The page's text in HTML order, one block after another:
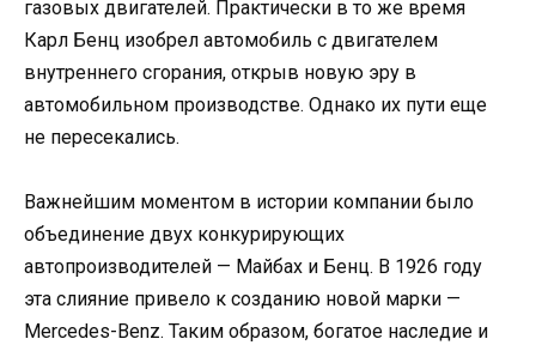
газовых двигателей. Практически в то же время
Карл Бенц изобрел автомобиль с двигателем
внутреннего сгорания, открыв новую эру в
автомобильном производстве. Однако их пути еще
не пересекались.
Важнейшим моментом в истории компании было
объединение двух конкурирующих
автопроизводителей — Майбах и Бенц. В 1926 году
эта слияние привело к созданию новой марки —
Mercedes-Benz. Таким образом, богатое наследие и